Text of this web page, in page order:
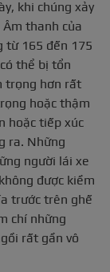
khi chúng xảy
thanh của
từ 165 đến 175
thể bị tổn
trọng hơn rất
hoặc thậm
hoặc tiếp xúc
ra. Những
người lái xe
được kiềm
trước trên ghế
chí những
rất gần vô